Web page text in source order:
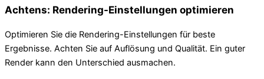
Achtens: Rendering-Einstellungen optimieren
Optimieren Sie die Rendering-Einstellungen für beste
Ergebnisse. Achten Sie auf Auflösung und Qualität. Ein guter
Render kann den Unterschied ausmachen.